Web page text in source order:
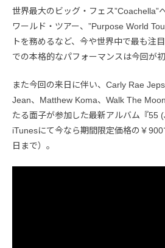
世界最大のビッグ・フェス”Coachella”
ワールド・ツアー、”Purpose World
トを務めるなど、今や世界中で最も注
での本格的なパフォーマンスは今回が初
また今回の来日に伴い、Carly Rae
Jean、Matthew Koma、Walk The
たる面子が参加した最新アルバム『55
iTunesにて今なら期間限定価格の￥
日まで）。